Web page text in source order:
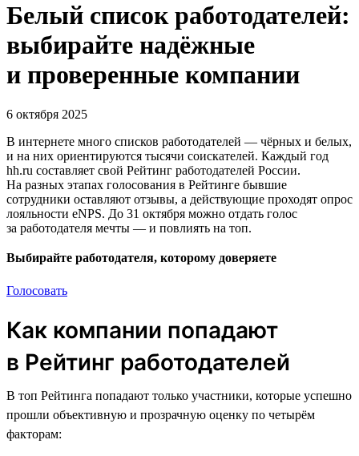
Белый список работодателей:
выбирайте надёжные
и проверенные компании
6 октября 2025
В интернете много списков работодателей — чёрных и белых,
и на них ориентируются тысячи соискателей. Каждый год
hh.ru составляет свой Рейтинг работодателей России.
На разных этапах голосования в Рейтинге бывшие
сотрудники оставляют отзывы, а действующие проходят опрос
лояльности eNPS. До 31 октября можно отдать голос
за работодателя мечты — и повлиять на топ.
Выбирайте работодателя, которому доверяете
Голосовать
Как компании попадают
в Рейтинг работодателей
В топ Рейтинга попадают только участники, которые успешно
прошли объективную и прозрачную оценку по четырём
факторам: